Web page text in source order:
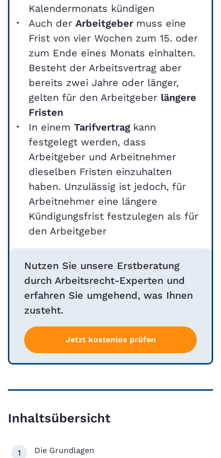
Kalendermonats kündigen
Auch der Arbeitgeber muss eine
Frist von vier Wochen zum 15. oder
zum Ende eines Monats einhalten.
Besteht der Arbeitsvertrag aber
bereits zwei Jahre oder länger,
gelten für den Arbeitgeber längere
Fristen
In einem Tarifvertrag kann
festgelegt werden, dass
Arbeitgeber und Arbeitnehmer
dieselben Fristen einzuhalten
haben. Unzulässig ist jedoch, für
Arbeitnehmer eine längere
Kündigungsfrist festzulegen als für
den Arbeitgeber
Nutzen Sie unsere Erstberatung
durch Arbeitsrecht-Experten und
erfahren Sie umgehend, was Ihnen
zusteht.
Jetzt kostenlos prüfen
Inhaltsübersicht
1 Die Grundlagen